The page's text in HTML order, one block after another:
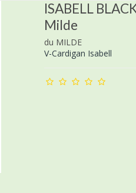
ISABELL
Milde
du MILDE
V-Cardigan Isabell